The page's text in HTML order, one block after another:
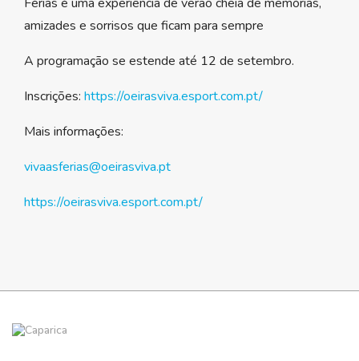
amizades e sorrisos que ficam para sempre
A programação se estende até 12 de setembro.
Inscrições: https://oeirasviva.esport.com.pt/
Mais informações:
vivaasferias@oeirasviva.pt
https://oeirasviva.esport.com.pt/